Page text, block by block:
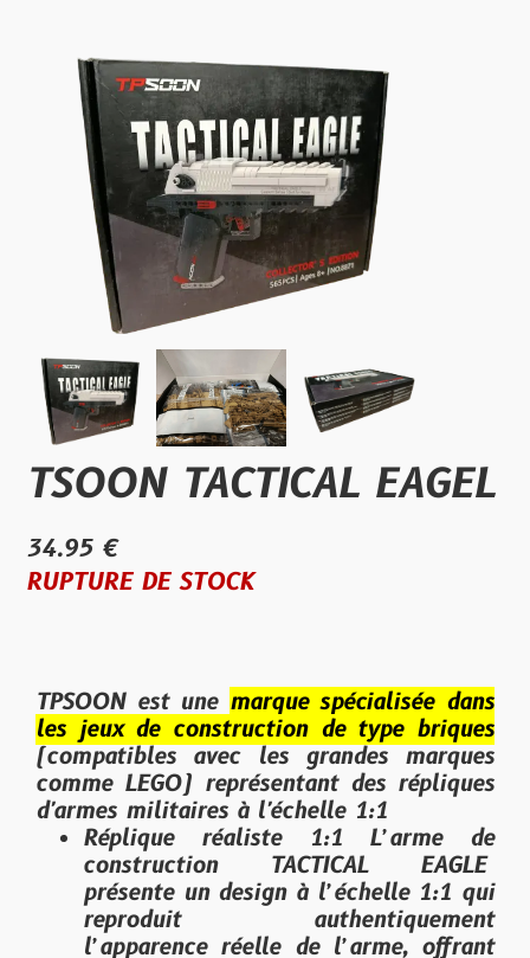
TSOON TACTICAL EAGEL
34.95 €
RUPTURE DE STOCK
TPSOONest une marque spécialisée dans
les jeux de construction de type briques
(compatibles avec les grandes marques
comme LEGO) représentant des répliques
d'armes militaires à l'échelle 1:1
Réplique réaliste 1:1 L’arme de
construction TACTICAL EAGLE
présente un design à l’échelle 1:1 qui
reproduit authentiquement
l’apparence réelle de l’arme, offrant